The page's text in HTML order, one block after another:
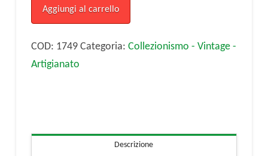
Manthe
in
ottone
quantità
Aggiungi al carrello
COD: 1749 Categoria: Collezionismo - Vintage -
Artigianato
Descrizione